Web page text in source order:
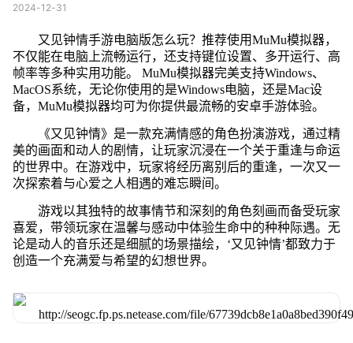
2024-12-31
又见钟情手游电脑版怎么玩？推荐使用MuMu模拟器，
不仅能在电脑上流畅运行，还支持键位设置、多开运行、高
帧率等多种实用功能。 MuMu模拟器完美支持Windows、
MacOS系统，无论你使用的是Windows电脑，还是Mac设
备，MuMu模拟器均可为你提供最流畅的安卓手游体验。
《又见钟情》是一款充满情感的角色扮演游戏，通过精
美的画面和动人的剧情，让玩家沉浸在一个关于重逢与命运
的世界中。在游戏中，玩家将经历离别后的重逢，一次又一
次探索着与心爱之人相遇的难忘瞬间。
游戏以其独特的故事情节和深刻的角色刻画而备受玩家
喜爱，带领玩家在温馨与感动中体验生命中的种种际遇。无
论是动人的音乐还是细腻的场景描绘，‘又见钟情’都致力于
创造一个充满爱与希望的幻想世界。